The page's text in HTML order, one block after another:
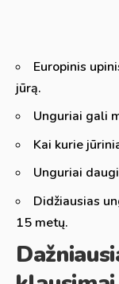
Europinis
jūrą.
Unguriai gali
Kai kurie
Unguriai
Didžiausias
15 metų.